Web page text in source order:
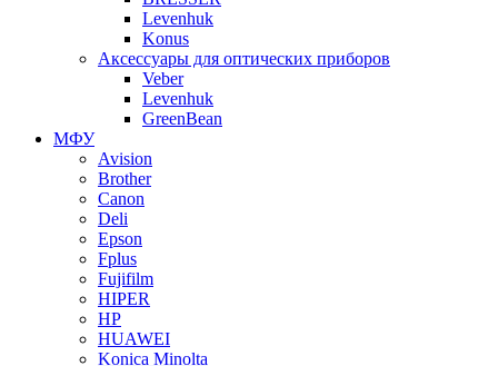
Levenhuk
Konus
Аксессуары для оптических приборов
Veber
Levenhuk
GreenBean
МФУ
Avision
Brother
Canon
Deli
Epson
Fplus
Fujifilm
HIPER
HP
HUAWEI
Konica Minolta